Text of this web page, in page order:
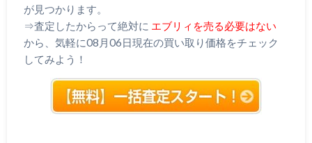
が見つかります。
⇒査定したからって絶対に エブリィを売る必要はない
から、気軽に08月06日現在の買い取り価格をチェック
してみよう！